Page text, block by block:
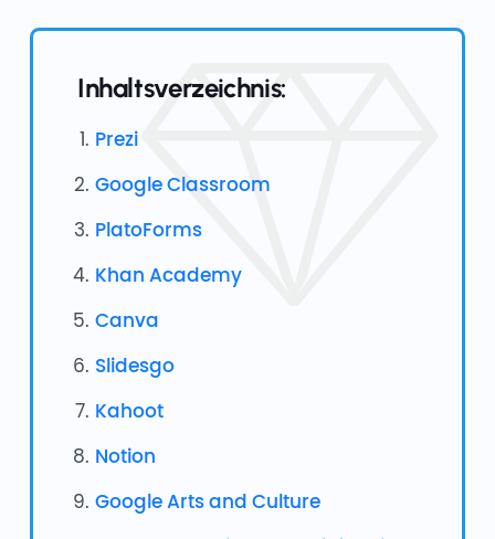
Inhaltsverzeichnis:
Prezi
Google Classroom
PlatoForms
Khan Academy
Canva
Slidesgo
Kahoot
Notion
Google Arts and Culture